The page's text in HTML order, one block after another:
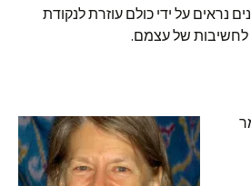
נראים על ידי כולם עוזרת לנקודת
לחשיבות של עצמם.